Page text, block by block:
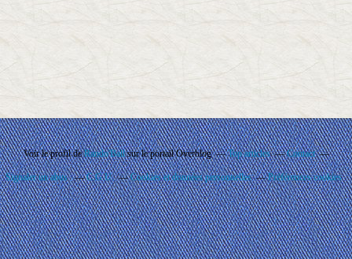
Voir le profil deRando'Ballsur le portail Overblog Top articles Contact
Signaler un abus C.G.U. Cookies et données personnelles Préférences cookies